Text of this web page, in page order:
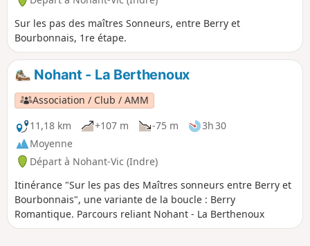
Sur les pas des maîtres Sonneurs, entre Berry et
Bourbonnais, 1re étape.
Nohant - La Berthenoux
Association / Club / AMM
11,18 km
+107 m -75 m
3h 30
Moyenne
Départ à Nohant-Vic (Indre)
Itinérance "Sur les pas des Maîtres sonneurs entre Berry et
Bourbonnais", une variante de la boucle : Berry
Romantique. Parcours reliant Nohant - La Berthenoux